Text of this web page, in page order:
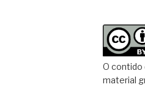
O contido
material